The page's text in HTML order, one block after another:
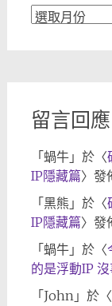
文
留言回應
「 蝸牛」於〈
IP隱藏篇〉發
「 黑熊 」於〈
IP隱藏篇〉發
「 蝸牛」於〈
的是浮動IP 沒
「 John」於〈